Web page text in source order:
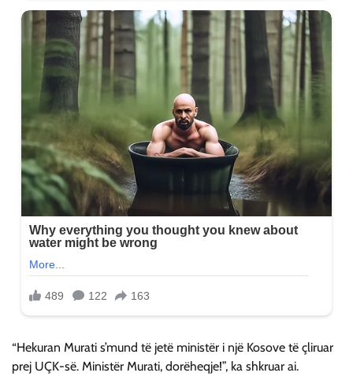
“Hekuran Murati s’mund të jetë ministër i një Kosove të çliruar
prej UÇK-së. Ministër Murati, dorëheqje!”, ka shkruar ai.